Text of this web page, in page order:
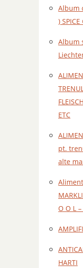
Album
) SPICE
Album
ETC
pt.
alte
O O L –
HARTI